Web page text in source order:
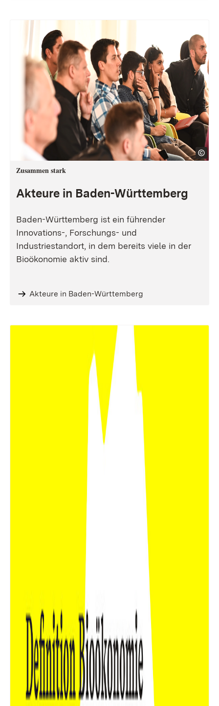
Zusammen stark
Akteure in Baden-Württemberg
Baden-Württemberg ist ein führender
Innovations-, Forschungs- und
Industriestandort, in dem bereits viele in der
Bioökonomie aktiv sind.
Akteure in Baden-Württemberg